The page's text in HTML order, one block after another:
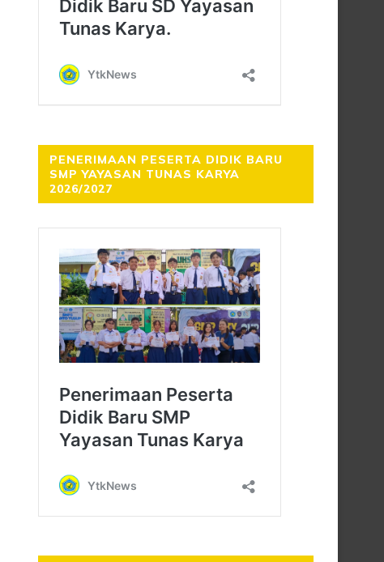
PENERIMAAN PESERTA DIDIK BARU
SMP YAYASAN TUNAS KARYA
2026/2027